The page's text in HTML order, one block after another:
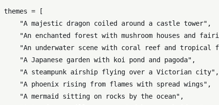
themes = [
"A majestic dragon coiled around a castle tower" ,
"An enchanted forest with mushroom houses and
"An underwater scene with coral reef and tropical
"A Japanese garden with koi pond and pagoda" ,
"A steampunk airship flying over a Victorian city" ,
"A phoenix rising from flames with spread wings" ,
"A mermaid sitting on rocks by the ocean" ,